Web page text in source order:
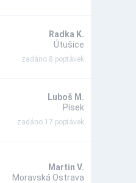
Radka K.
Útušice
zadáno 8 poptávek
Luboš M.
Písek
zadáno 17 poptávek
Martin V.
Moravská Ostrava